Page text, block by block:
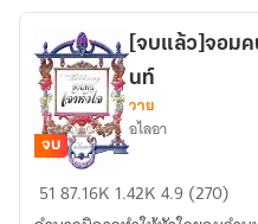
[จบ
แล้ว]จอม
จบ
[จบแล้ว]จอมค
นท์
วาย
อไลอา
5187.16K 1.42K4.9 (270)